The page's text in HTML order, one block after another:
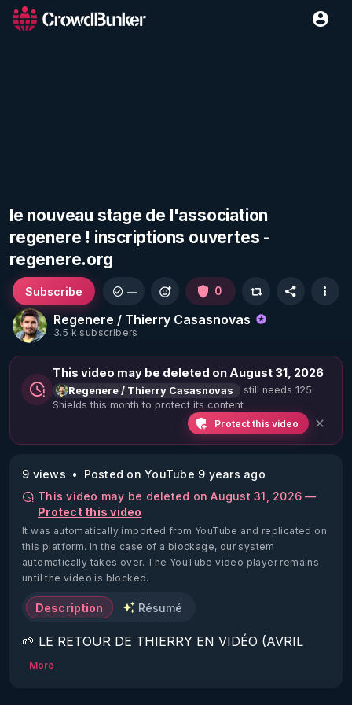
le nouveau stage de l'association
regenere ! inscriptions ouvertes -
regenere.org
Regenere / Thierry Casasnovas
3.5 k subscribers
Subscribe — 0
This video may be deleted on August 31, 2026
Regenere / Thierry Casasnovas
still needs 125
Shields this month to protect its content
Protect this video
9 views
Posted on YouTube 9 years ago
This video may be deleted on August 31, 2026 —
Protect this video
It was automatically imported from YouTube and replicated on
this platform. In the case of a blockage, our system
automatically takes over. The YouTube video player remains
until the video is blocked.
Description Résumé
🌱 LE RETOUR DE THIERRY EN VIDÉO (AVRIL
2022)!
More